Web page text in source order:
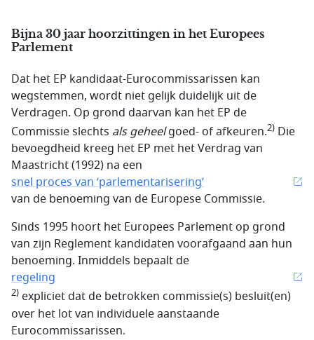
Bijna 30 jaar hoorzittingen in het Europees
Parlement
Dat het EP kandidaat-Eurocommissarissen kan
wegstemmen, wordt niet gelijk duidelijk uit de
Verdragen. Op grond daarvan kan het EP de
Commissie slechts als geheelgoed- of afkeuren.2) Die
bevoegdheid kreeg het EP met het Verdrag van
Maastricht (1992) na een
snel proces van ‘parlementarisering’
van de benoeming van de Europese Commissie.
Sinds 1995 hoort het Europees Parlement op grond
van zijn Reglement kandidaten voorafgaand aan hun
benoeming. Inmiddels bepaalt de
regeling
2) expliciet dat de betrokken commissie(s) besluit(en)
over het lot van individuele aanstaande
Eurocommissarissen.